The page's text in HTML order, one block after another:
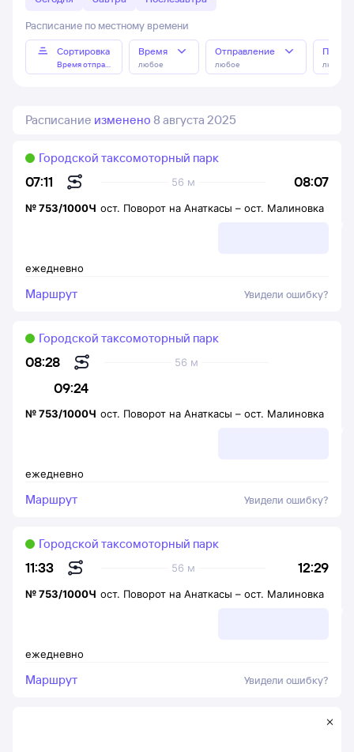
Расписание по местному времени
Сортировка
Время отправления
Время
любое
Отправление
любое любое
Расписание изменено 8 августа 2025
07:11 08:07
56 м
Городской таксомоторный парк
ежедневно
№753/1000Ч ост. Поворот на Анаткасы – ост. Малиновка
Маршрут Увидели ошибку?
08:28
09:24
56 м
Городской таксомоторный парк
ежедневно
№753/1000Ч ост. Поворот на Анаткасы – ост. Малиновка
Маршрут Увидели ошибку?
11:33 12:29
56 м
Городской таксомоторный парк
ежедневно
№753/1000Ч ост. Поворот на Анаткасы – ост. Малиновка
Маршрут Увидели ошибку?